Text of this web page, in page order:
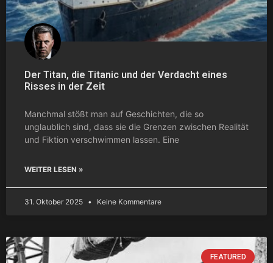
Der Titan, die Titanic und der Verdacht eines
Risses in der Zeit
Manchmal stößt man auf Geschichten, die so
unglaublich sind, dass sie die Grenzen zwischen Realität
und Fiktion verschwimmen lassen. Eine
WEITER LESEN »
31. Oktober 2025 Keine Kommentare
FEATURED